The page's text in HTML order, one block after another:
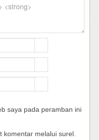
saya pada peramban ini
komentar melalui surel.